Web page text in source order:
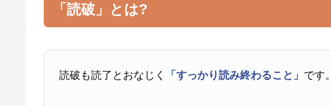
「読破」とは?
読破も読了とおなじく 「すっかり読み終わること」 です。